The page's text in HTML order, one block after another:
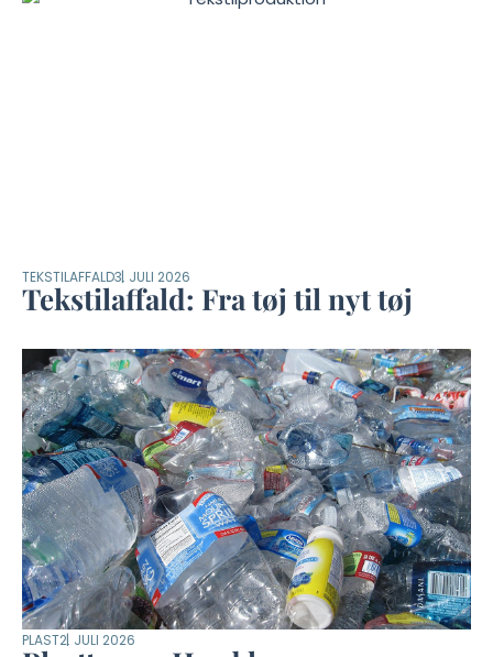
TEKSTILAFFALD3. JULI 2026
Tekstilaffald: Fra tøj til nyt tøj
PLAST2. JULI 2026